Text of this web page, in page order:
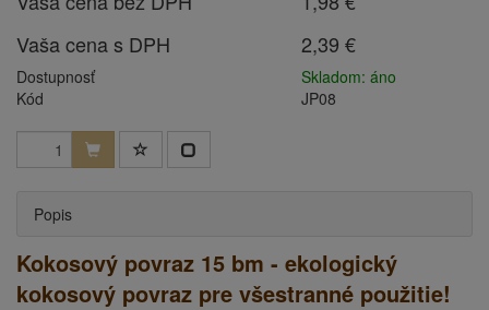
Vaša cena s DPH
2,39 €
Dostupnosť
Skladom: áno
Kód
JP08
Popis
Kokosový povraz 15 bm - ekologický
kokosový povraz pre všestranné použitie!